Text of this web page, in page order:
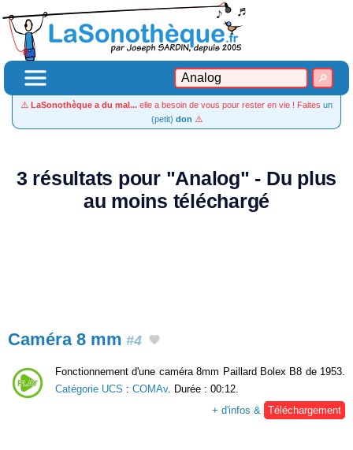
⚠️ LaSonothèque a du mal... elle a besoin de vous pour rester en vie ! Faites un
(petit) don ⚠️
3 résultats pour "Analog" - Du plus
au moins téléchargé
Caméra 8 mm #4
Fonctionnement d'une caméra 8mm Paillard Bolex B8 de 1953.
Catégorie UCS : COMAv. Durée : 00:12.
+ d'infos &
Téléchargement